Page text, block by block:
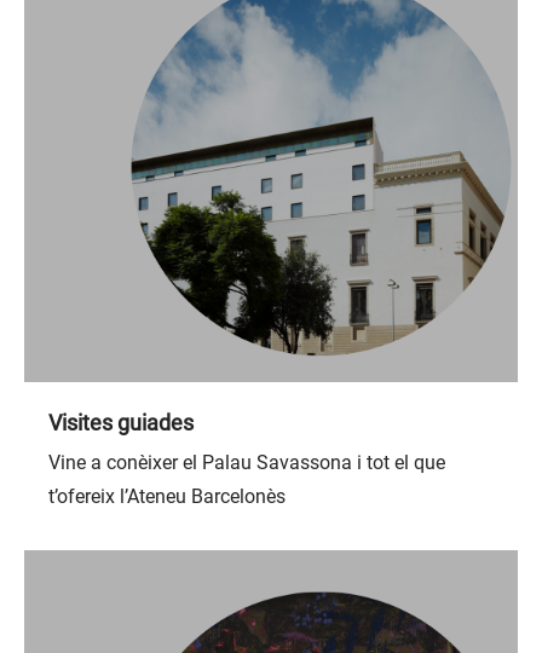
Visites guiades
Vine a conèixer el Palau Savassona i tot el que
t’ofereix l’Ateneu Barcelonès